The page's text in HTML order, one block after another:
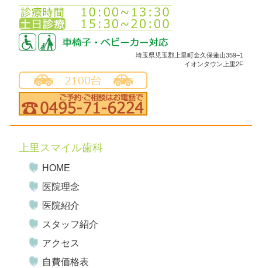
埼玉県児玉郡上里町金久保蓮山359−1
イオンタウン上里2F
上里スマイル歯科
HOME
医院理念
医院紹介
スタッフ紹介
アクセス
自費価格表